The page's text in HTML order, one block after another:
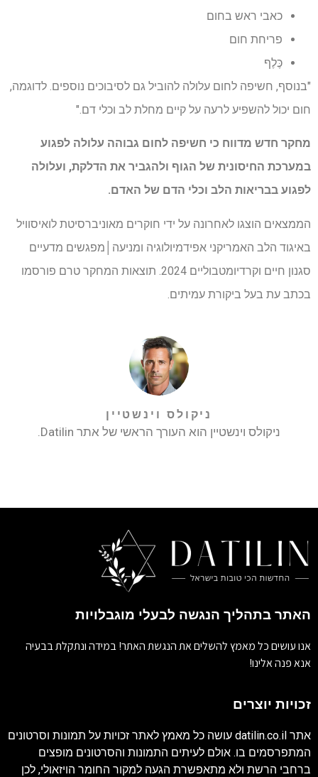
כאבי ראש בחום
פריחת חום
כֶּלֶף
"בנוסף, חשיפה לחום עלולה להוביל גם לסיבוכים נוספים. לדוגמה,
חום יכול להשפיע לרעה על קיים מחלת לב וכלי דם."
מחקר חדש מדווח כי חשיפה לחום גבוהה עלולה לפגוע
במערכת החיסונית של הגוף ולהגביר את הדלקת, ועלולה
לפגוע בבריאות הלב וכלי הדם של האדם.
הממצאים הוצגו לאחרונה על ידי חוקרים מאוניברסיטת לואיסוויל
באיגוד הלב האמריקני אפידמיולוגיה ומניעה│מפגשים מדעיים
סגנון חיים וקרדיומטבוליים 2024
. תוצאות המחקר טרם פורסמו
בכתב עת בעל ביקורת עמיתים.
ניקולס וינשטיין
ניקולס וינשטיין הוא העורך הראשי של אתר Datilin.
האתר בתהליך הנגשה לבעלי מוגבלויות
אנו עושים כל מאמץ להשלים את הנגשת האתר! במידה ונתקלת בבעיה
אנא פנה אלינו!
זכויות יוצרים
אתר datilin.co.il עושה כל מאמץ לאתר זכויות על תמונות וסרטונים
המתפרסמים בו. אולם לעיתים התמונות והסרטונים מופצים
ברחבי הרשת ולא מתאפשרת הגעה למקור החומר הויזאולי, לכן